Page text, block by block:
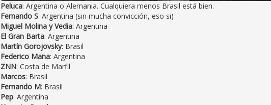
Peluca: Argentina o Alemania. Cualquiera menos Brasil está bien.
Fernando S: Argentina (sin mucha convicción, eso si)
Miguel Molina y Vedia: Argentina
El Gran Barta: Argentina
Martín Gorojovsky: Brasil
Federico Mana: Argentina
ZNN: Costa de Marfil
Marcos: Brasil
Fernando M: Brasil
Pep: Argentina